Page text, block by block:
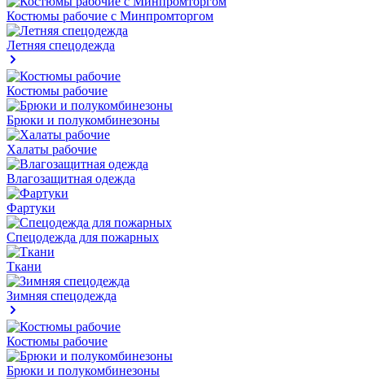
Костюмы рабочие с Минпромторгом
Летняя спецодежда
Костюмы рабочие
Брюки и полукомбинезоны
Халаты рабочие
Влагозащитная одежда
Фартуки
Спецодежда для пожарных
Ткани
Зимняя спецодежда
Костюмы рабочие
Брюки и полукомбинезоны